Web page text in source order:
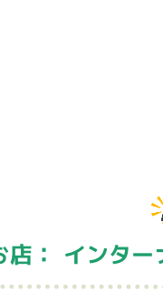
店： インタ